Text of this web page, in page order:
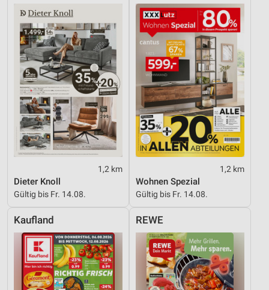
1,2 km
Dieter Knoll
Gültig bis Fr. 14.08.
1,2 km
Wohnen Spezial
Gültig bis Fr. 14.08.
Kaufland REWE